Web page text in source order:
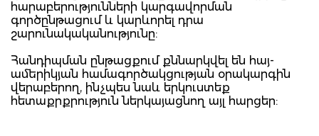
հարաբերությունների կարգավորման
գործընթացում և կարևորել դրա
շարունակականությունը:
Հանդիպման ընթացքում քննարկվել են հայ-
ամերիկյան համագործակցության օրակարգին
վերաբերող, ինչպես նաև երկուստեք
հետաքրքրություն ներկայացնող այլ հարցեր: